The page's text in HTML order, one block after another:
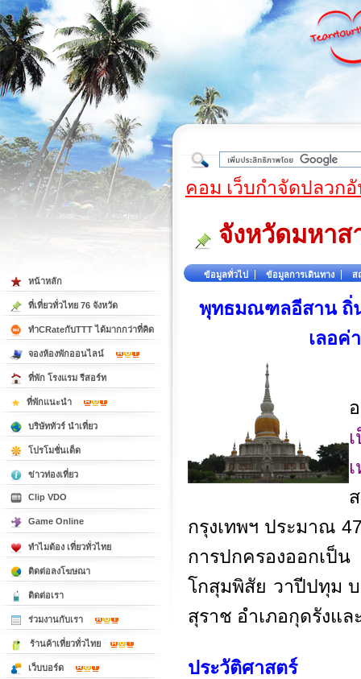
ต้
คอม เว็บกำจัดปลวก
จังหวัดมหาส
ข้อมูลทั่วไป ข้อมูลการเดินทาง ส
พุทธมณฑลอีสาน ถิ่
เลอค่
กรุงเทพฯ ประมาณ
การปกครองออกเ
โกสุมพิสัย วาปีปทุม
สุราช อำเภอกุดรังแ
ประวัติศาสตร์
หน้าหลัก
ที่เที่ยวทั่วไทย 76 จังหวัด
ทำCRateกับTTT ได้มากกว่าที่คิด
จองห้องพักออนไลน์
ที่พัก โรงแรม รีสอร์ท
ที่พักแนะนำ
บริษัททัวร์ นำเที่ยว
โปรโมชั่นเด็ด
ข่าวท่องเที่ยว
Clip VDO
Game Online
ทำไมต้อง เที่ยวทั่วไทย
ติดต่อลงโฆษณา
ติดต่อเรา
ร่วมงานกับเรา
ร้านค้าเที่ยวทั่วไทย
เว็บบอร์ด